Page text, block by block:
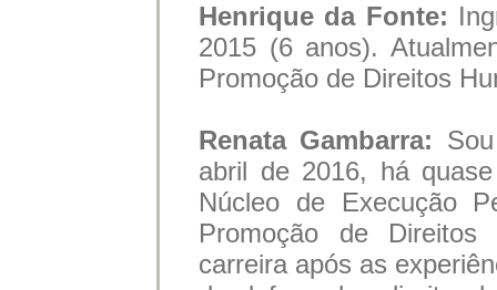
Henrique da Fonte:
2015 (6 anos).
Promoção de Direitos
Renata Gambarra:
abril de 2016, há
Núcleo de Execução
Promoção de Direitos
carreira após as